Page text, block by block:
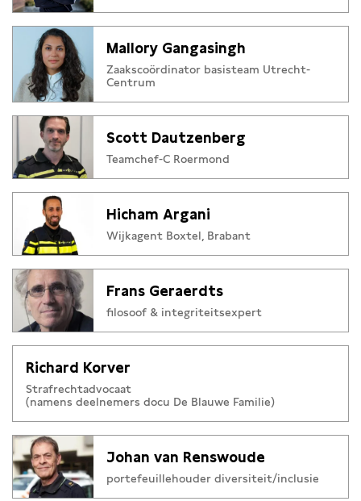
Mallory Gangasingh
Zaakscoördinator basisteam Utrecht-
Centrum
Scott Dautzenberg
Teamchef-C Roermond
Hicham Argani
Wijkagent Boxtel, Brabant
Frans Geraerdts
filosoof & integriteitsexpert
Richard Korver
Strafrechtadvocaat
(namens deelnemers docu De Blauwe Familie)
Johan van Renswoude
portefeuillehouder diversiteit/inclusie